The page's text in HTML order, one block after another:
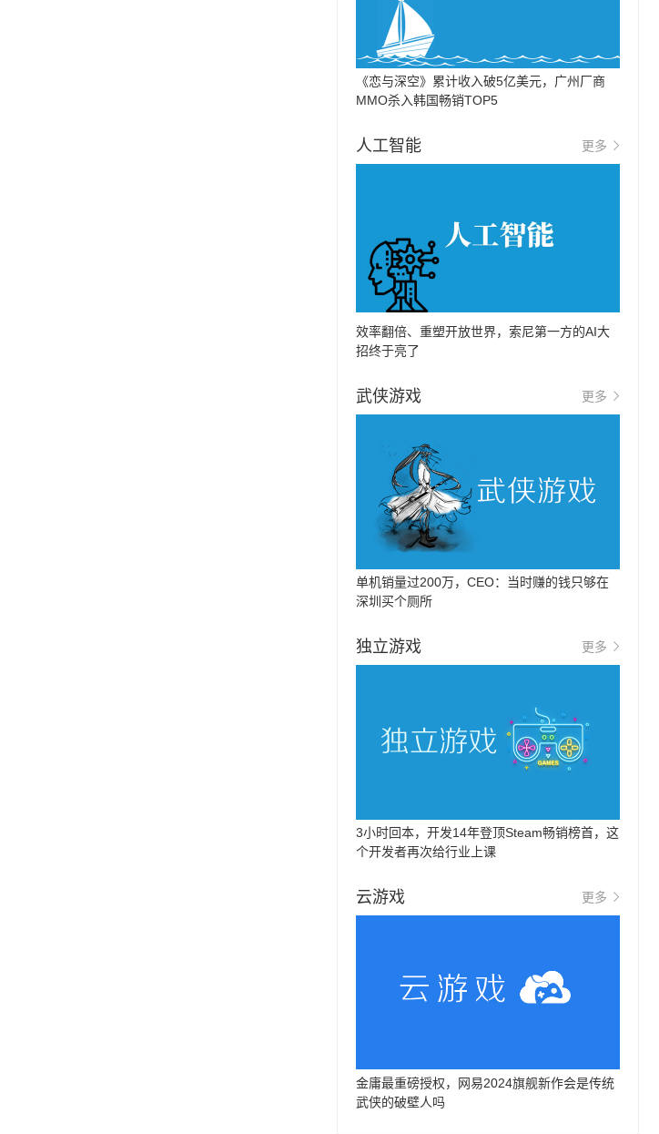
《恋与深空》累计收入破5亿美元，广州厂商
MMO杀入韩国畅销TOP5
人工智能 更多
效率翻倍、重塑开放世界，索尼第一方的AI大
招终于亮了
武侠游戏 更多
单机销量过200万，CEO：当时赚的钱只够在
深圳买个厕所
独立游戏 更多
3小时回本，开发14年登顶Steam畅销榜首，这
个开发者再次给行业上课
云游戏 更多
金庸最重磅授权，网易2024旗舰新作会是传统
武侠的破壁人吗